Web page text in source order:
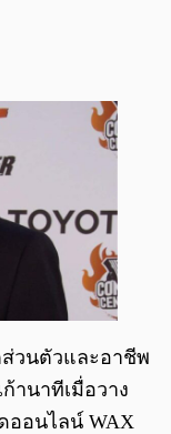
วนตัวและอาชีพ
านาทีเมื่อวาง
อนไลน์ WAX